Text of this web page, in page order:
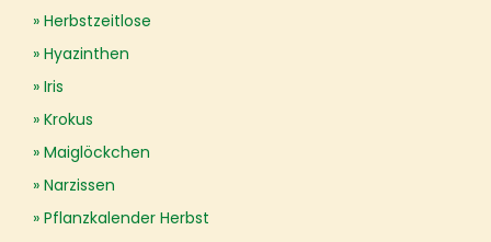
Herbstzeitlose
Hyazinthen
Iris
Krokus
Maiglöckchen
Narzissen
Pflanzkalender Herbst